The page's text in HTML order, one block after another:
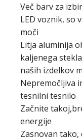
Več barv za
LED voznik, so
moči
Litja aluminija
kaljenega
naših izdelkov
Nepremočljiva
tesnilni tesnilo
Začnite
energije
Zasnovan tako,